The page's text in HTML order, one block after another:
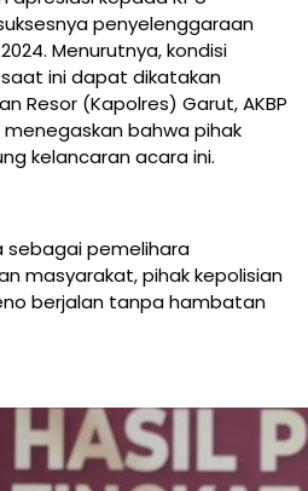
penyelenggaraan
Menurutnya, kondisi
ini dapat dikatakan
Resor (Kapolres) Garut, AKBP
menegaskan bahwa pihak
kelancaran acara ini.
sebagai pemelihara
masyarakat, pihak kepolisian
berjalan tanpa hambatan